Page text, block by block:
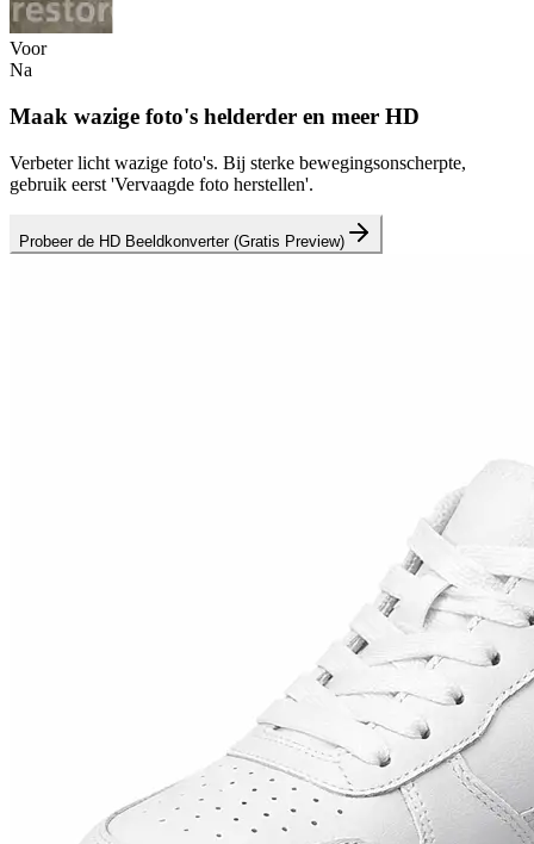
Voor
Na
Maak wazige foto's helderder en meer HD
Verbeter licht wazige foto's. Bij sterke bewegingsonscherpte,
gebruik eerst 'Vervaagde foto herstellen'.
Probeer de HD Beeldkonverter (Gratis Preview)